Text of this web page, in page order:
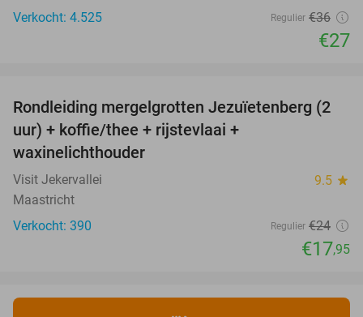
Verkocht: 4.525
Regulier €36
€27
25%
Rondleiding mergelgrotten Jezuïetenberg (2
uur) + koffie/thee + rijstevlaai +
waxinelichthouder
Visit Jekervallei 9.5 star
Maastricht
Verkocht: 390
Regulier €24
€17,95